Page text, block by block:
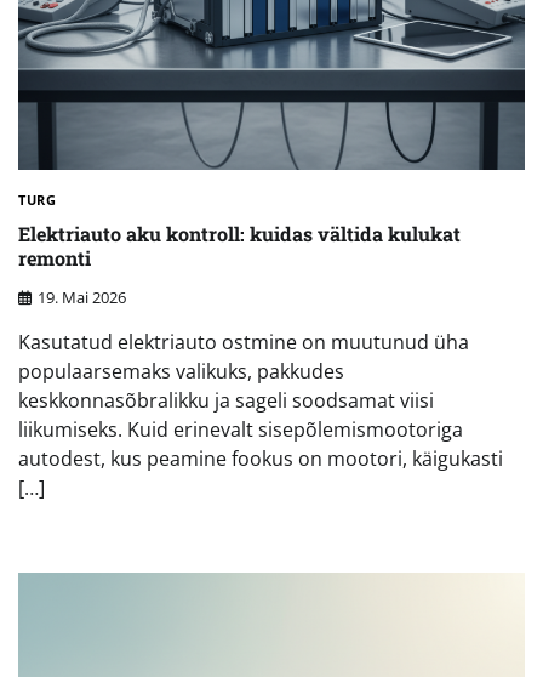
TURG
Elektriauto aku kontroll: kuidas vältida kulukat
remonti
19. Mai 2026
Kasutatud elektriauto ostmine on muutunud üha
populaarsemaks valikuks, pakkudes
keskkonnasõbralikku ja sageli soodsamat viisi
liikumiseks. Kuid erinevalt sisepõlemismootoriga
autodest, kus peamine fookus on mootori, käigukasti
[…]